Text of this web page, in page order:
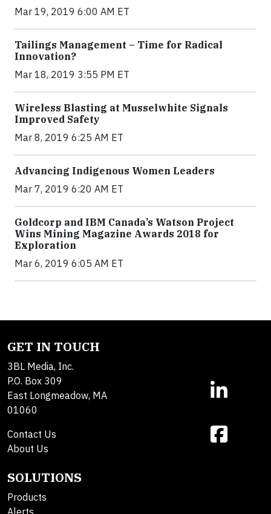
Mar 19, 2019 6:00 AM ET
Tailings Management – Time for Radical
Innovation?
Mar 18, 2019 3:55 PM ET
Wireless Blasting at Musselwhite Signals
Improved Safety
Mar 8, 2019 6:25 AM ET
Advancing Indigenous Women Leaders
Mar 7, 2019 6:20 AM ET
Goldcorp and IBM Canada’s Watson Project
Wins Mining Magazine Awards 2018 for
Exploration
Mar 6, 2019 6:05 AM ET
GET IN TOUCH
3BL Media, Inc.
P.O. Box 309
East Longmeadow, MA
01060
Contact Us
About Us
SOLUTIONS
Products
Alerts